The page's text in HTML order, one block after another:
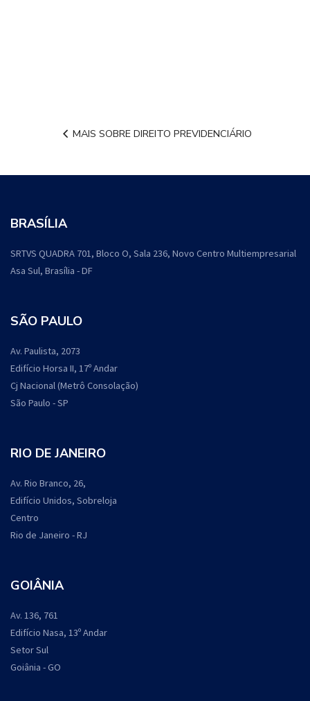
MAIS SOBRE DIREITO PREVIDENCIÁRIO
BRASÍLIA
SRTVS QUADRA 701, Bloco O, Sala 236, Novo Centro Multiempresarial
Asa Sul, Brasília - DF
SÃO PAULO
Av. Paulista, 2073
Edifício Horsa II, 17º Andar
Cj Nacional (Metrô Consolação)
São Paulo - SP
RIO DE JANEIRO
Av. Rio Branco, 26,
Edifício Unidos, Sobreloja
Centro
Rio de Janeiro - RJ
GOIÂNIA
Av. 136, 761
Edifício Nasa, 13º Andar
Setor Sul
Goiânia - GO